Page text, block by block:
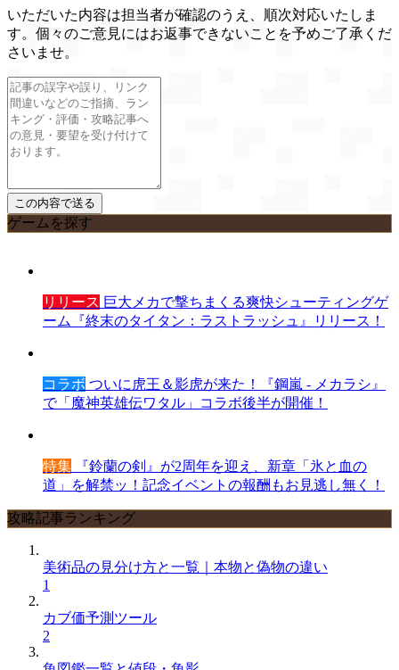
いただいた内容は担当者が確認のうえ、順次対応いたしま
す。個々のご意見にはお返事できないことを予めご了承くだ
さいませ。
ゲームを探す
リリース 巨大メカで撃ちまくる爽快シューティングゲ
ーム『終末のタイタン：ラストラッシュ』リリース！
コラボ ついに虎王＆影虎が来た！『鋼嵐 - メカラシ』
で「魔神英雄伝ワタル」コラボ後半が開催！
特集 『鈴蘭の剣』が2周年を迎え、新章「氷と血の
道」を解禁ッ！記念イベントの報酬もお見逃し無く！
攻略記事ランキング
美術品の見分け方と一覧｜本物と偽物の違い
1
カブ価予測ツール
2